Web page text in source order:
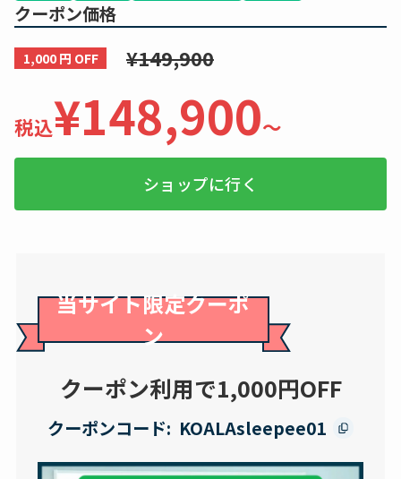
クーポン価格
1,000 円 OFF ¥149,900
税込¥148,900〜
ショップに行く
当サイト限定クーポ
ン
クーポン利用で1,000円OFF
クーポンコード: KOALAsleepee01